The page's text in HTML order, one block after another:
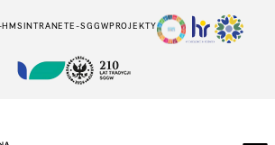
HMSINTRANETE-SGGWPROJEKTY